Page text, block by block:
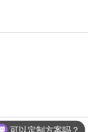
可以定制方案吗？